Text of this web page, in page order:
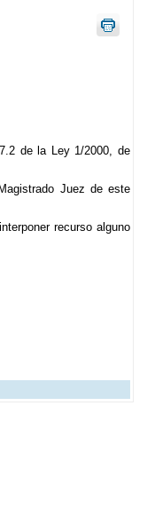
de la Ley 1/2000, de
Juez de este
recurso alguno